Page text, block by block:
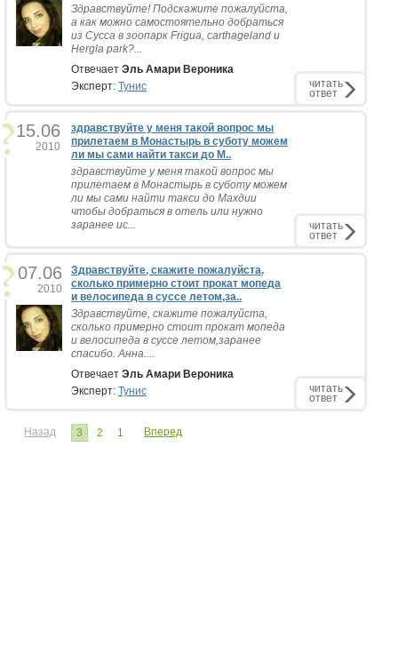
Здравствуйте! Подскажите пожалуйста,
а как можно самостоятельно добраться
из Сусса в зоопарк Frigua, carthageland и
Hergla park?...
Отвечает Эль Амари Вероника
Эксперт: Тунис читать
ответ
15.06
2010
здравствуйте у меня такой вопрос мы
прилетаем в Монастырь в суботу можем
ли мы сами найти такси до М..
здравствуйте у меня такой вопрос мы
прилетаем в Монастырь в суботу можем
ли мы сами найти такси до Махдии
чтобы добраться в отель или нужно
заранее ис...
читать
ответ
07.06
2010
Здравствуйте, скажите пожалуйста,
сколько примерно стоит прокат мопеда
и велосипеда в суссе летом,за..
Здравствуйте, скажите пожалуйста,
сколько примерно стоит прокат мопеда
и велосипеда в суссе летом,заранее
спасибо. Анна....
Отвечает Эль Амари Вероника
Эксперт: Тунис читать
ответ
Назад 3 2 1 Вперед